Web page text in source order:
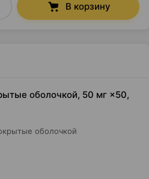
В корзину
оболочкой, 50 мг ×50,
оболочкой